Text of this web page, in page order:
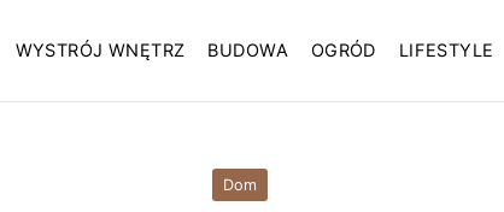
WYSTRÓJ WNĘTRZ BUDOWA OGRÓD LIFESTYLE
Dom